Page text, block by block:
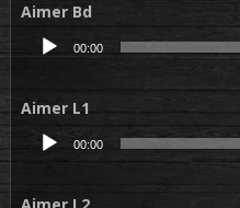
Aimer Bd
Lecteur
00:00
Aimer L1
Lecteur
00:00